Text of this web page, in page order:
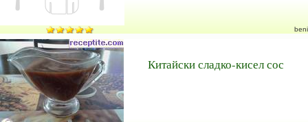
beni
Китайски сладко-кисел сос